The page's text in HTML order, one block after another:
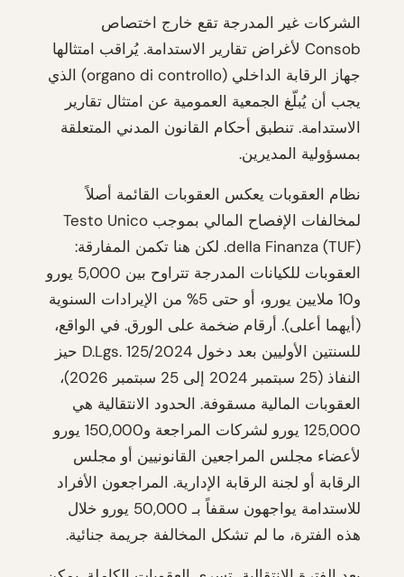
الشركات غير المدرجة تقع خارج اختصاص
Consob لأغراض تقارير الاستدامة. يُراقب امتثالها
جهاز الرقابة الداخلي (organo di controllo) الذي
يجب أن يُبلّغ الجمعية العمومية عن امتثال تقارير
الاستدامة. تنطبق أحكام القانون المدني المتعلقة
بمسؤولية المديرين.
نظام العقوبات يعكس العقوبات القائمة أصلاً
لمخالفات الإفصاح المالي بموجب Testo Unico
della Finanza (TUF). لكن هنا تكمن المفارقة:
العقوبات للكيانات المدرجة تتراوح بين 5,000 يورو
و10 ملايين يورو، أو حتى 5% من الإيرادات السنوية
(أيهما أعلى). أرقام ضخمة على الورق. في الواقع،
للسنتين الأوليين بعد دخول D.Lgs. 125/2024 حيز
النفاذ (25 سبتمبر 2024 إلى 25 سبتمبر 2026)،
العقوبات المالية مسقوفة. الحدود الانتقالية هي
125,000 يورو لشركات المراجعة و150,000 يورو
لأعضاء مجلس المراجعين القانونيين أو مجلس
الرقابة أو لجنة الرقابة الإدارية. المراجعون الأفراد
للاستدامة يواجهون سقفاً بـ 50,000 يورو خلال
هذه الفترة، ما لم تشكل المخالفة جريمة جنائية.